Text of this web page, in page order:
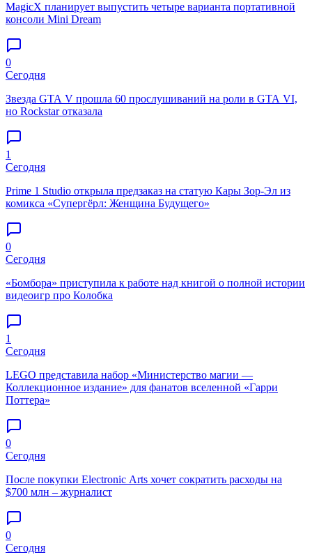
MagicX планирует выпустить четыре варианта портативной
консоли Mini Dream
0
Сегодня
Звезда GTA V прошла 60 прослушиваний на роли в GTA VI,
но Rockstar отказала
1
Сегодня
Prime 1 Studio открыла предзаказ на статую Кары Зор-Эл из
комикса «Супергёрл: Женщина Будущего»
0
Сегодня
«Бомбора» приступила к работе над книгой о полной истории
видеоигр про Колобка
1
Сегодня
LEGO представила набор «Министерство магии —
Коллекционное издание» для фанатов вселенной «Гарри
Поттера»
0
Сегодня
После покупки Electronic Arts хочет сократить расходы на
$700 млн – журналист
0
Сегодня